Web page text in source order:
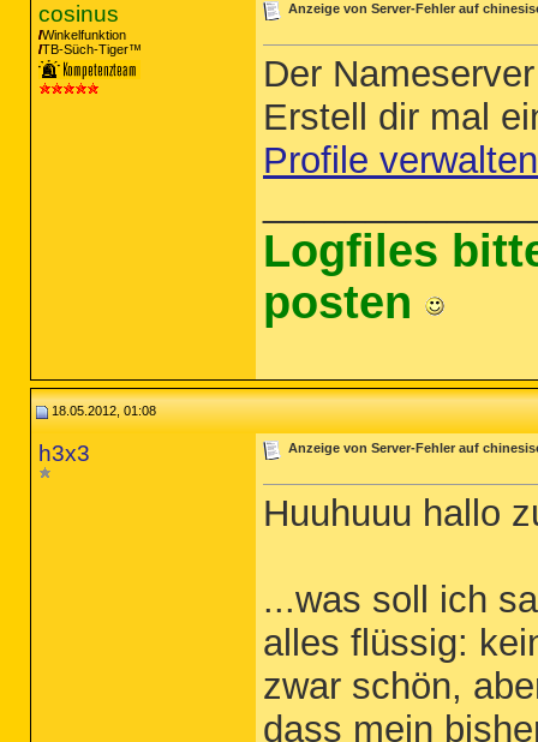
cosinus
Winkelfunktion
TB-Süch-Tiger™
Anzeige von Server-Fehler auf
Der
Erstell dir mal
Profile
Logfiles
posten
18.05.2012, 01:08
h3x3 Anzeige von Server-Fehler auf
Huuhuuu hallo
...was soll ich
alles flüssig:
zwar schön,
dass mein